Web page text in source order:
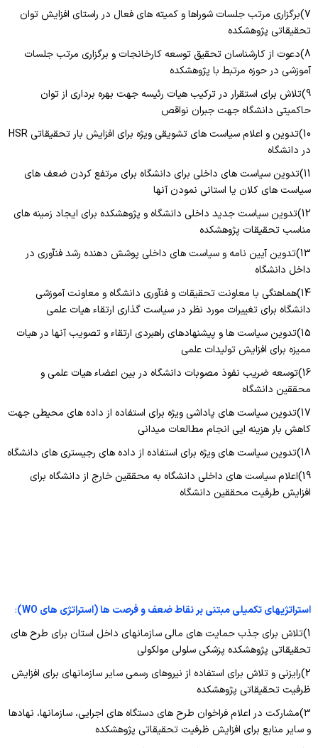
7)برگزاری مرتب جلسات شوراها و کمیته های فعال در راستای افزایش توان
تحقیقاتی پژوهشکده
8)دعوت از کارشناسان تحقیق توسعه کارخانجات و برگزاری مرتب جلسات
آموزشی در حوزه مرتبط با پژوهشکده
9)تلاش برای استقرار در ترکیب هیات رئیسه جهت بهره برداری از توان
حاکمیتی دانشگاه جهت جبران نواقص
10)تدوین و اعلام سیاست های تشویقی ویژه برای افزایش بار تحقیقاتی HSR
در دانشگاه
11)تدوین سیاست های داخلی برای دانشگاه برای مرتفع کردن ضعف های
سیاست های کلان یا استانی نمودن آنها
12)تدوین سیاست جدید داخلی دانشگاه و پژوهشکده برای ایجاد زمینه های
مناسب تحقیقات پژوهشکده
13)تدوین آیین نامه و سیاست های داخلی پوشش دهنده رشد فنآوری در
داخل دانشگاه
14)هماهنگی با معاونت تحقیقات و فنآوری دانشگاه و معاونت آموزشی
دانشگاه برای تغییرات مورد نظر در سیاست گذاری ارتقاء هیات علمی
15)تدوین سیاست ها و پیشنهادهای راهبردی ارتقاء و تصویب آنها در هیات
ممیزه برای افزایش تولیدات علمی
16)توسعه ضریب نفوذ مصوبات دانشگاه در بین اعضاء هیات علمی و
محققین دانشگاه
17)تدوین سیاست های پاداشی ویژه برای استفاده از داده های محیطی جهت
کاهش بار هزینه ایی انجام مطالعات میدانی
18)تدوین سیاست های ویژه برای استفاده از داده های رجیستری های دانشگاه
19)اعلام سیاست های داخلی دانشگاه به محققین خارج از دانشگاه برای
افزایش طرفیت محققین دانشگاه
استراتژیهای تکمیلی مبتنی بر نقاط ضعف و فرصت ها (استراتژی های WO
)
:
1)تلاش برای جذب حمایت های مالی سازمانهای داخل استان برای طرح های
تحقیقاتی پژوهشکده پزشکی سلولی مولکولی
2)رایزنی و تلاش برای استفاده از نیروهای رسمی سایر سازمانهای برای افزایش
ظرفیت تحقیقاتی پژوهشکده
3)مشارکت در اعلام فراخوان طرح های دستگاه های اجرایی، سازمانها، نهادها
و سایر منابع برای افزایش ظرفیت تحقیقاتی پژوهشکده